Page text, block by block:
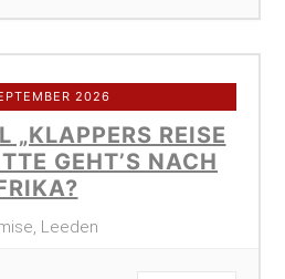
2026
„KLAPPERS REISE
GEHT’S NACH
Leeden